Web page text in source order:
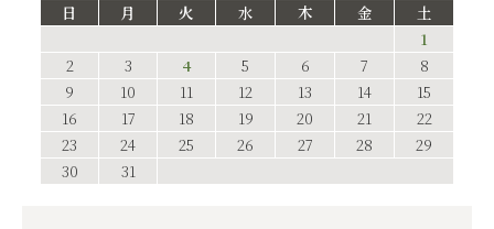
日 月 火 水 木 金
土
1
2
3 4 5 6 7
8
9
10 11 12 13 14
15
16
17 18 19 20 21
22
23
24 25 26 27 28
29
30
31